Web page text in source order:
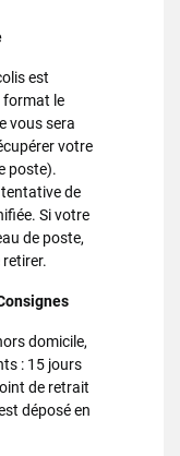
est
format le
vous sera
votre
poste).
de
Si votre
de poste,
domicile,
: 15 jours
de retrait
déposé en